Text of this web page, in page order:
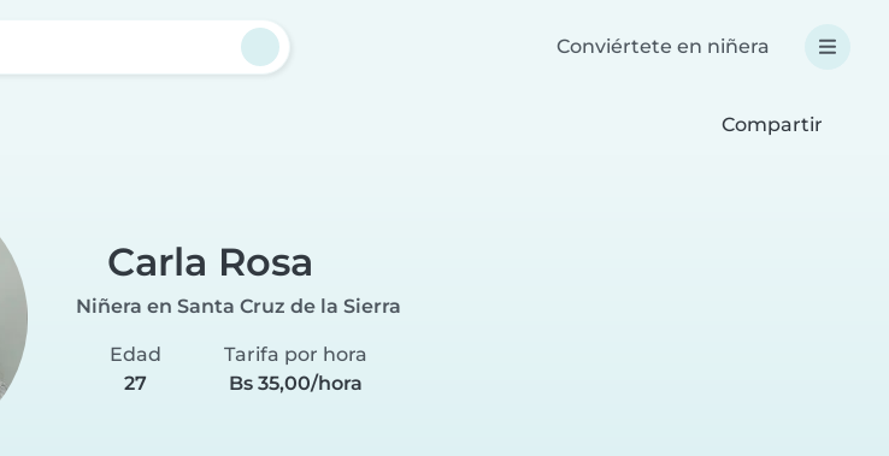
Conviértete en niñera
Compartir
Carla Rosa
Niñera en Santa Cruz de la Sierra
Edad
27
Tarifa por hora
Bs 35,00/hora